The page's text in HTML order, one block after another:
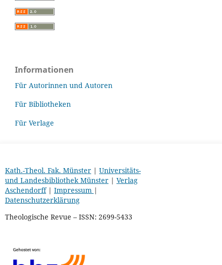
Informationen
Für Autorinnen und Autoren
Für Bibliotheken
Für Verlage
Kath.-Theol. Fak. Münster| Universitäts-
und Landesbibliothek Münster| Verlag
Aschendorff| Impressum |
Datenschutzerklärung
Theologische Revue – ISSN: 2699-5433